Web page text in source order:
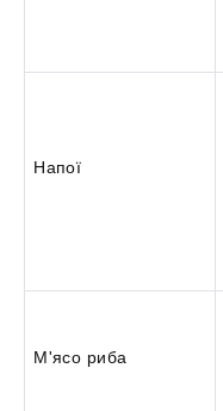
Напої
М'ясо риба